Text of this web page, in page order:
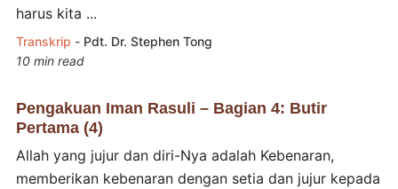
harus kita ...
Transkrip - Pdt. Dr. Stephen Tong
10 min read
Pengakuan Iman Rasuli – Bagian 4: Butir
Pertama (4)
Allah yang jujur dan diri-Nya adalah Kebenaran,
memberikan kebenaran dengan setia dan jujur kepada